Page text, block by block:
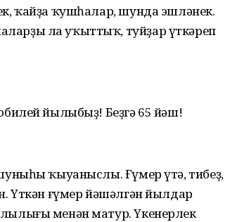
ҡайҙа ҡушһалар, шунда эшләнек.
ла уҡыттыҡ, туйҙар үткәреп
йылыбыҙ! Беҙгә 65 йәш!
ҡыуаныслы. Ғүмер үтә, тибеҙ,
Үткән ғүмер йәшәлгән йылдар
менән матур. Үкенерлек